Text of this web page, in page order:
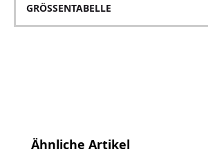
GRÖSSENTABELLE
Produktgalerie überspringen
Ähnliche Artikel